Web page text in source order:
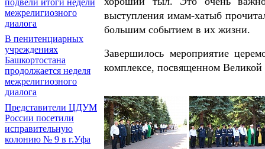
подвели итоги недели
межрелигиозного
диалога
В пенитенциарных
учреждениях
Башкортостана
продолжается неделя
межрелигиозного
диалога
Представители ЦДУМ
России посетили
исправительную
колонию № 9 в г.Уфа
выступления имам-хатыб
большим событием в их жизни.
Завершилось мероприятие
комплексе, посвященном Великой